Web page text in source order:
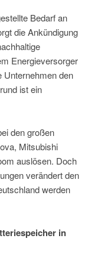
Bedarf an
die Ankündigung
Energieversorger
Unternehmen den
ist ein
den großen
Mitsubishi
auslösen. Doch
verändert den
werden
in